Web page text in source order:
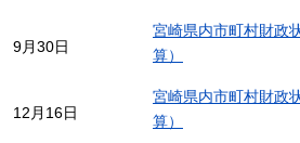
9月30日
宮崎県内市町村財政
算）
12月16日
宮崎県内市町村財政
算）